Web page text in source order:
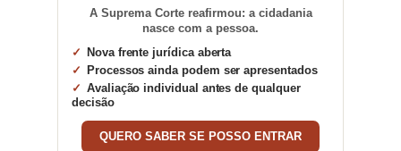
A Suprema Corte reafirmou: a cidadania
nasce com a pessoa.
Nova frente jurídica aberta
Processos ainda podem ser apresentados
Avaliação individual antes de qualquer
decisão
QUERO SABER SE POSSO ENTRAR